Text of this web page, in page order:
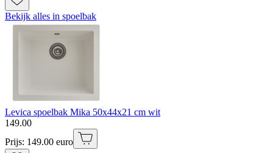
Bekijk alles in spoelbak
Levica spoelbak Mika 50x44x21 cm wit
149.00
Prijs: 149.00 euro